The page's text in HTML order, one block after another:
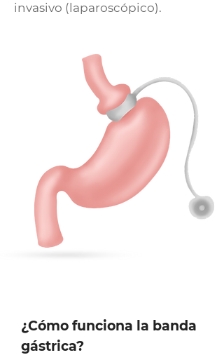
invasivo (laparoscópico).
¿Cómo funciona la banda
gástrica?